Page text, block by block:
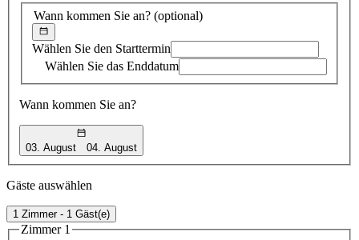
Wann kommen Sie an? (optional)
Wählen Sie den Starttermin
Wählen Sie das Enddatum
Wann kommen Sie an?
03. August 04. August
Gäste auswählen
1 Zimmer - 1 Gäst(e)
Zimmer 1